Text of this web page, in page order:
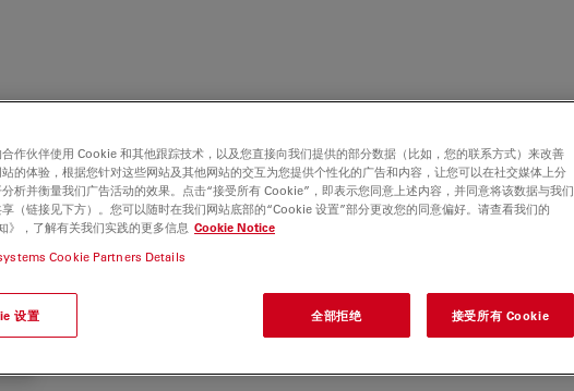
HD
OR FLYER
Leica ICC50HD Brochure CN
作伙伴使用 Cookie 和其他跟踪技术，以及您直接向我们提供的部分数据（比如，您的联系方式）来改善
的体验，根据您针对这些网站及其他网站的交互为您提供个性化的广告和内容，让您可以在社交媒体上分
析并衡量我们广告活动的效果。点击“接受所有 Cookie”，即表示您同意上述内容，并同意将该数据与我们
（链接见下方）。您可以随时在我们网站底部的“Cookie 设置”部分更改您的同意偏好。请查看我们的
》，了解有关我们实践的更多信息 Cookie Notice
Cookie Partners Details
设置 全部拒绝 接受所有 Cookie